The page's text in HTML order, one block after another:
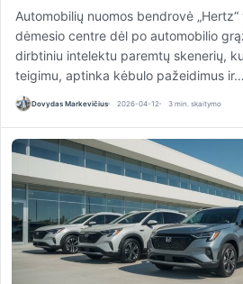
Automobilių nuomos bendrovė
dėmesio centre dėl po automobilio
dirbtiniu intelektu paremtų skenerių,
teigimu, aptinka kėbulo pažeidimus ir…
Dovydas Markevičius 2026-04-12 3 min. skaitymo